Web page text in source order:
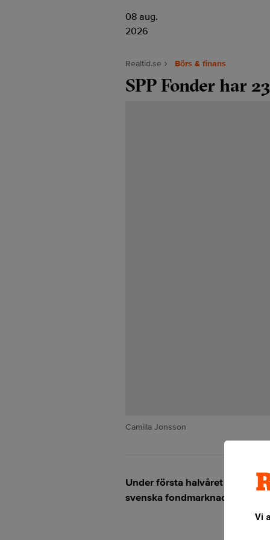
Vi
08 aug.
2026
Realtid.se Börs & finans
SPP Fonder har
Camilla Jonsson
Under första halvåret 2020
svenska fondmarknaden.